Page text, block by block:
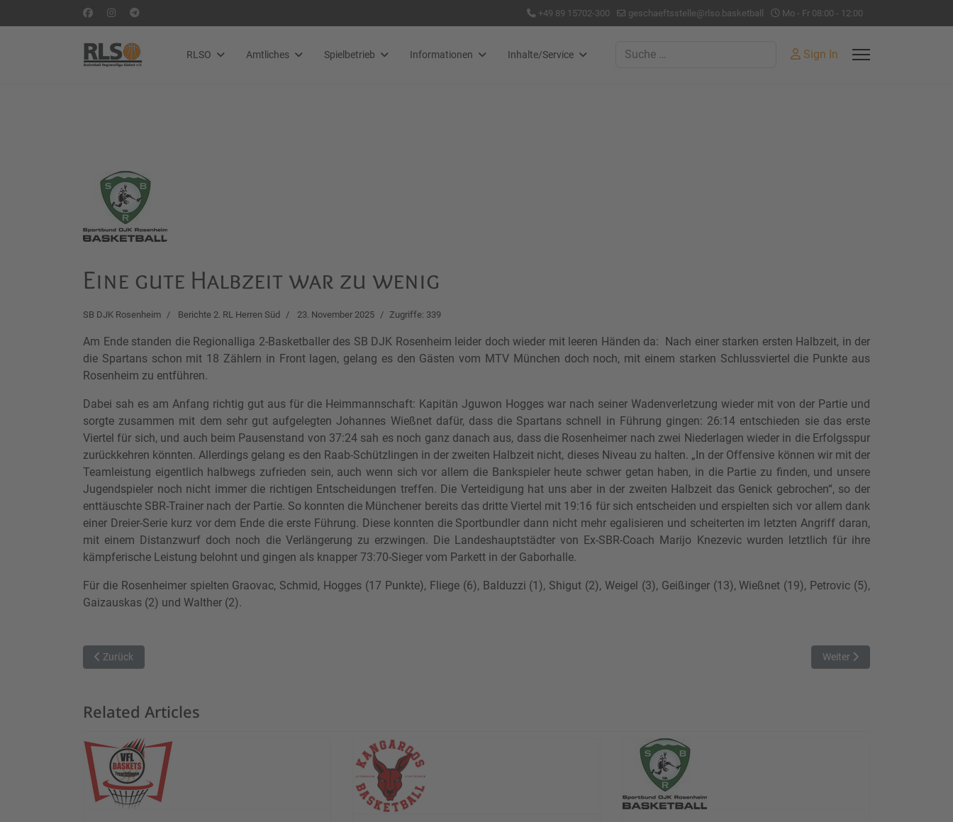
+49 89 15702-300 geschaeftsstelle@rlso.basketball Mo - Fr 08:00 - 12:00
RLSO Amtliches Spielbetrieb Informationen Inhalte/Service Suchen Sign In
Eine gute Halbzeit war zu wenig
SB DJK Rosenheim Berichte 2. RL Herren Süd 23. November 2025 Zugriffe: 339
Am Ende standen die Regionalliga 2-Basketballer des SB DJK Rosenheim leider doch wieder mit leeren Händen da: Nach einer starken ersten Halbzeit, in der
die Spartans schon mit 18 Zählern in Front lagen, gelang es den Gästen vom MTV München doch noch, mit einem starken Schlussviertel die Punkte aus
Rosenheim zu entführen.
Dabei sah es am Anfang richtig gut aus für die Heimmannschaft: Kapitän Jguwon Hogges war nach seiner Wadenverletzung wieder mit von der Partie und
sorgte zusammen mit dem sehr gut aufgelegten Johannes Wießnet dafür, dass die Spartans schnell in Führung gingen: 26:14 entschieden sie das erste
Viertel für sich, und auch beim Pausenstand von 37:24 sah es noch ganz danach aus, dass die Rosenheimer nach zwei Niederlagen wieder in die Erfolgsspur
zurückkehren könnten. Allerdings gelang es den Raab-Schützlingen in der zweiten Halbzeit nicht, dieses Niveau zu halten. „In der Offensive können wir mit der
Teamleistung eigentlich halbwegs zufrieden sein, auch wenn sich vor allem die Bankspieler heute schwer getan haben, in die Partie zu finden, und unsere
Jugendspieler noch nicht immer die richtigen Entscheidungen treffen. Die Verteidigung hat uns aber in der zweiten Halbzeit das Genick gebrochen“, so der
enttäuschte SBR-Trainer nach der Partie. So konnten die Münchener bereits das dritte Viertel mit 19:16 für sich entscheiden und erspielten sich vor allem dank
einer Dreier-Serie kurz vor dem Ende die erste Führung. Diese konnten die Sportbundler dann nicht mehr egalisieren und scheiterten im letzten Angriff daran,
mit einem Distanzwurf doch noch die Verlängerung zu erzwingen. Die Landeshauptstädter von Ex-SBR-Coach Marijo Knezevic wurden letztlich für ihre
kämpferische Leistung belohnt und gingen als knapper 73:70-Sieger vom Parkett in der Gaborhalle.
Für die Rosenheimer spielten Graovac, Schmid, Hogges (17 Punkte), Fliege (6), Balduzzi (1), Shigut (2), Weigel (3), Geißinger (13), Wießnet (19), Petrovic (5),
Gaizauskas (2) und Walther (2).
Vorheriger Beitrag: Young Kangaroos mit zweiten Sieg in Folge
Zurück Nächster Beitrag: TVA baut
Weiter
Related Articles